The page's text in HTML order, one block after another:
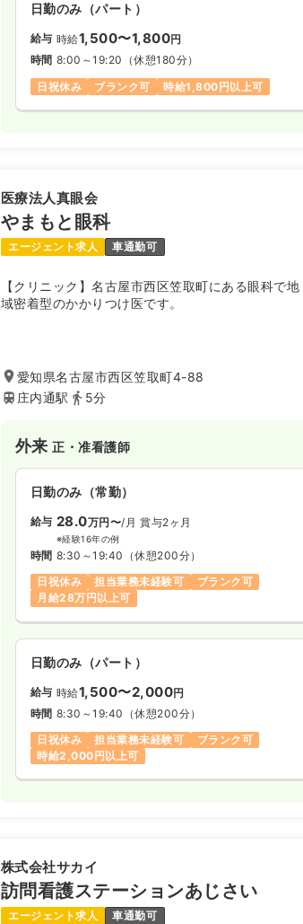
日勤のみ（パート）
給与 時給1,500〜1,800円
時間 8:00～19:20 （休憩180分）
日祝休み
ブランク可 時給1,800円以上可
医療法人真眼会
やまもと眼科
エージェント求人 車通勤可
【クリニック】名古屋市西区笠取町にある眼科で地
域密着型のかかりつけ医です。
愛知県名古屋市西区笠取町4-88
庄内通駅
5分
外来正・准看護師
日勤のみ（常勤）
給与 28.0万円〜/月 賞与2ヶ月
※経験16年の例
時間 8:30～19:40 （休憩200分）
日祝休み
担当業務未経験可
ブランク可
月給28万円以上可
日勤のみ（パート）
給与 時給1,500〜2,000円
時間 8:30～19:40 （休憩200分）
日祝休み
担当業務未経験可
ブランク可
時給2,000円以上可
株式会社サカイ
訪問看護ステーションあじさい
エージェント求人 車通勤可